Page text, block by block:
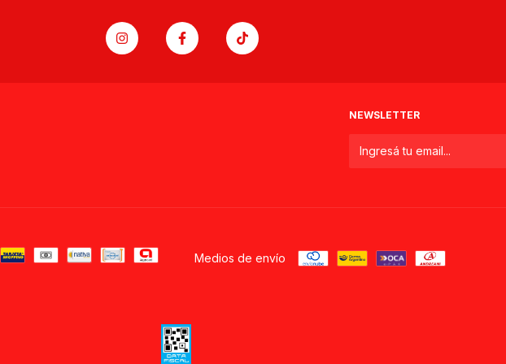
NEWSLETTER
Medios de envío